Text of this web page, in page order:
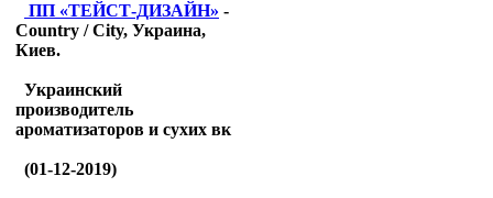
ПП «ТЕЙСТ-ДИЗАЙН» -
Country / City, Украина,
Киев.
Украинский
производитель
ароматизаторов и сухих вк
(01-12-2019)